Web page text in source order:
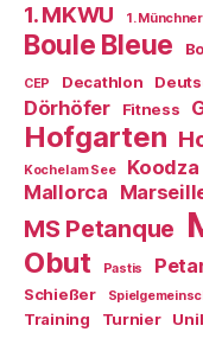
1. MKWU 1.
Boule Bleue
CEP Decathlon
Dörhöfer Fitness
Hofgarten
Kochel am See Koodza
Mallorca
MS Petanque
Obut Pastis
Schießer
Training
Turnier